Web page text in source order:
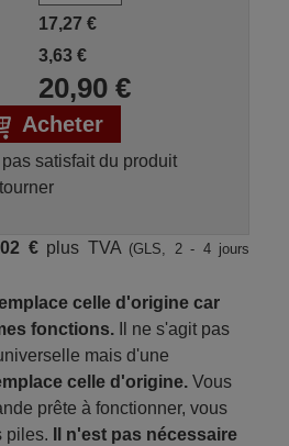
17,27 €
3,63€
20,90€
Acheter
satisfait du produit
€plus TVA (GLS, 2 - 4 jours
celle d'origine car
fonctions.Il ne s'agit pas
mais d'une
celle d'origine.Vous
prête à fonctionner, vous
piles.
Il n'est pas nécessaire